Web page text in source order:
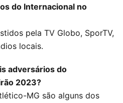
do Internacional no
pela TV Globo, SporTV,
locais.
adversários do
2023?
MG são alguns dos